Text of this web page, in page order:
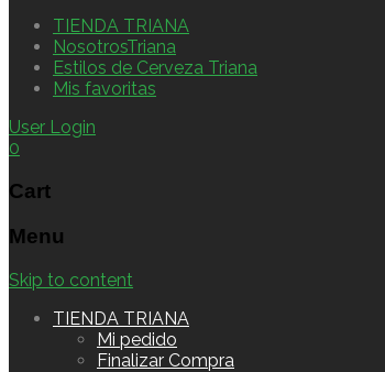
TIENDA TRIANA
NosotrosTriana
Estilos de Cerveza Triana
Mis favoritas
User Login
0
Cart
Menu
Skip to content
TIENDA TRIANA
Mi pedido
Finalizar Compra